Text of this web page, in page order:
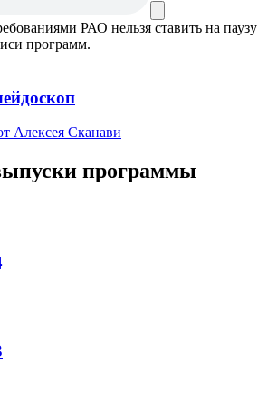
РАО нельзя ставить на паузу
программ.
Алексея Сканави
программы